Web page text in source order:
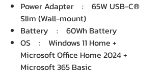
Power Adapter : 65W USB-C®
Slim (Wall-mount)
Battery : 60Wh Battery
OS : Windows 11 Home +
Microsoft Office Home 2024 +
Microsoft 365 Basic